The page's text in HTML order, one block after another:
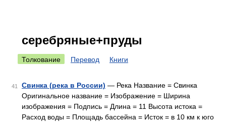
серебряные+пруды
Толкование Перевод Книги
41 Свинка (река в России) — Река Название = Свинка
Оригинальное название = Изображение = Ширина
изображения = Подпись = Длина = 11 Высота истока =
Расход воды = Площадь бассейна = Исток = в 10 км к юго